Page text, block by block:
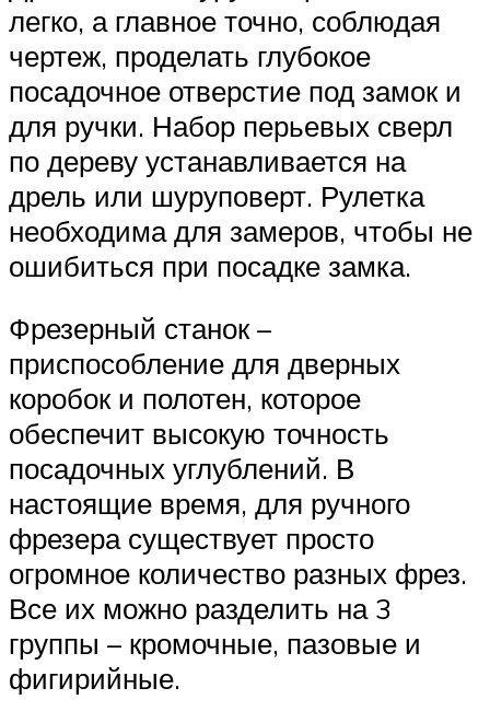
легко, а главное точно, соблюдая
чертеж, проделать глубокое
посадочное отверстие под замок и
для ручки. Набор перьевых сверл
по дереву устанавливается на
дрель или шуруповерт. Рулетка
необходима для замеров, чтобы не
ошибиться при посадке замка.
Фрезерный станок –
приспособление для дверных
коробок и полотен, которое
обеспечит высокую точность
посадочных углублений. В
настоящие время, для ручного
фрезера существует просто
огромное количество разных фрез.
Все их можно разделить на 3
группы – кромочные, пазовые и
фигирийные.